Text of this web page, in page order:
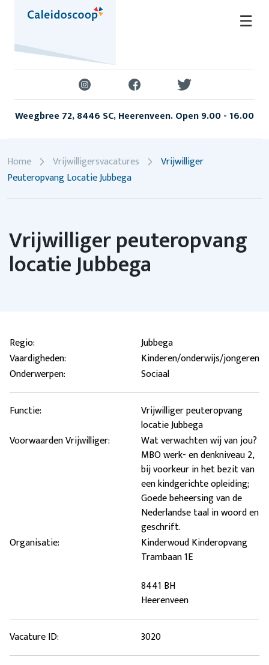
☰
Weegbree 72, 8446 SC, Heerenveen. Open 9.00 - 16.00
Home Vrijwilligersvacatures
Vrijwilliger
Peuteropvang Locatie Jubbega
Vrijwilliger peuteropvang
locatie Jubbega
Regio:
Jubbega
Vaardigheden:
Kinderen/onderwijs/jongeren
Onderwerpen:
Sociaal
Functie:
Vrijwilliger peuteropvang
locatie Jubbega
Voorwaarden Vrijwilliger:
Wat verwachten wij van jou?
MBO werk- en denkniveau 2,
bij voorkeur in het bezit van
een kindgerichte opleiding;
Goede beheersing van de
Nederlandse taal in woord en
geschrift.
Organisatie:
Kinderwoud Kinderopvang
Trambaan 1E
8441 BH
Heerenveen
Vacature ID: 3020